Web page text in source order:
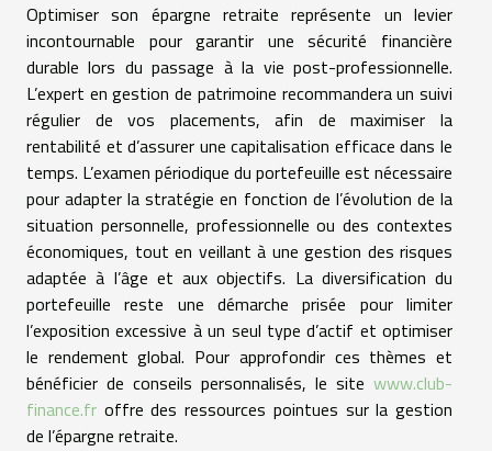
Optimiser son épargne retraite représente un levier
incontournable pour garantir une sécurité financière
durable lors du passage à la vie post-professionnelle.
L’expert en gestion de patrimoine recommandera un suivi
régulier de vos placements, afin de maximiser la
rentabilité et d’assurer une capitalisation efficace dans le
temps. L’examen périodique du portefeuille est nécessaire
pour adapter la stratégie en fonction de l’évolution de la
situation personnelle, professionnelle ou des contextes
économiques, tout en veillant à une gestion des risques
adaptée à l’âge et aux objectifs. La diversification du
portefeuille reste une démarche prisée pour limiter
l’exposition excessive à un seul type d’actif et optimiser
le rendement global. Pour approfondir ces thèmes et
bénéficier de conseils personnalisés, le site www.club-
finance.fr offre des ressources pointues sur la gestion
de l’épargne retraite.